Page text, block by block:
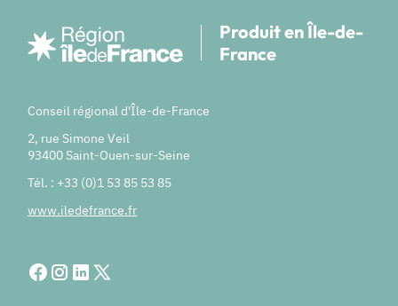
Produit en Île-de-
France
Conseil régional d'Île-de-France
2, rue Simone Veil
93400 Saint-Ouen-sur-Seine
Tél. : +33 (0)1 53 85 53 85
www.iledefrance.fr